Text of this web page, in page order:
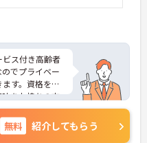
ス付き高齢者
でプライベー
す。資格をお
をお持ちの方
無料 紹介してもらう